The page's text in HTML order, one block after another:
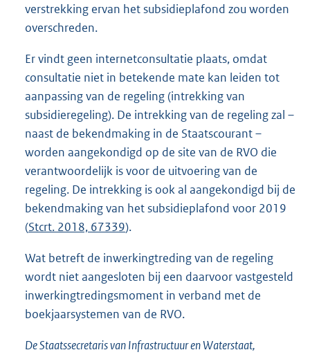
verstrekking ervan het subsidieplafond zou worden
overschreden.
Er vindt geen internetconsultatie plaats, omdat
consultatie niet in betekende mate kan leiden tot
aanpassing van de regeling (intrekking van
subsidieregeling). De intrekking van de regeling zal –
naast de bekendmaking in de Staatscourant –
worden aangekondigd op de site van de RVO die
verantwoordelijk is voor de uitvoering van de
regeling. De intrekking is ook al aangekondigd bij de
bekendmaking van het subsidieplafond voor 2019
(Stcrt. 2018, 67339).
Wat betreft de inwerkingtreding van de regeling
wordt niet aangesloten bij een daarvoor vastgesteld
inwerkingtredingsmoment in verband met de
boekjaarsystemen van de RVO.
De Staatssecretaris van Infrastructuur en Waterstaat,